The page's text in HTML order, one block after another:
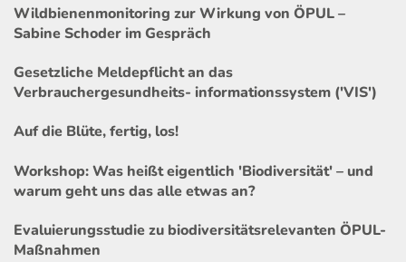
Wildbienenmonitoring zur Wirkung von ÖPUL –
Sabine Schoder im Gespräch
Gesetzliche Meldepflicht an das
Verbrauchergesundheits- informationssystem ('VIS')
Auf die Blüte, fertig, los!
Workshop: Was heißt eigentlich 'Biodiversität' – und
warum geht uns das alle etwas an?
Evaluierungsstudie zu biodiversitätsrelevanten ÖPUL-
Maßnahmen